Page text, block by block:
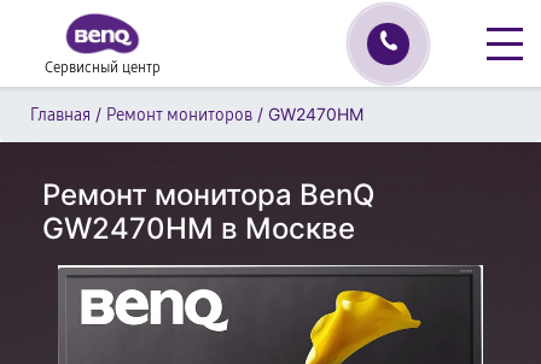
Сервисный центр
Главная / Ремонт мониторов / GW2470HM
Ремонт монитора BenQ
GW2470HM в Москве